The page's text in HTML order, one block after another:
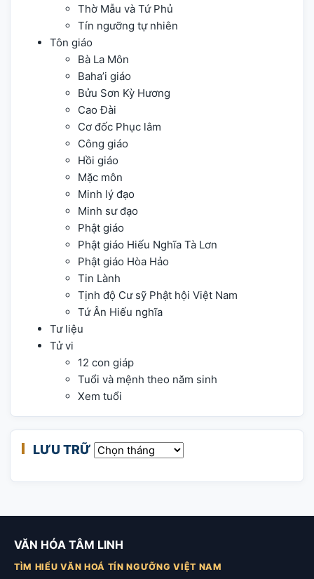
Thờ Mẫu và Tứ Phủ
Tín ngưỡng tự nhiên
Tôn giáo
Bà La Môn
Baha’i giáo
Bửu Sơn Kỳ Hương
Cao Đài
Cơ đốc Phục lâm
Công giáo
Hồi giáo
Mặc môn
Minh lý đạo
Minh sư đạo
Phật giáo
Phật giáo Hiếu Nghĩa Tà Lơn
Phật giáo Hòa Hảo
Tin Lành
Tịnh độ Cư sỹ Phật hội Việt Nam
Tứ Ân Hiếu nghĩa
Tư liệu
Tử vi
12 con giáp
Tuổi và mệnh theo năm sinh
Xem tuổi
LƯU TRỮ Lưu trữ
VĂN HÓA TÂM LINH
TÌM HIỂU VĂN HOÁ TÍN NGƯỠNG VIỆT NAM